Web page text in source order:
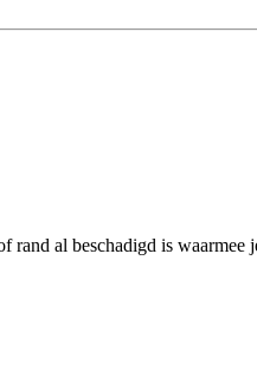
rand al beschadigd is